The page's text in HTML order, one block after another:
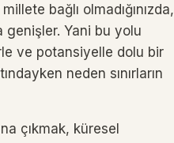
bağlı olmadığınızda,
Yani bu yolu
ve potansiyelle dolu bir
neden sınırların
çıkmak, küresel